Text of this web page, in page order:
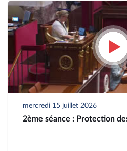
mercredi 15 juillet 2026
2ème séance : Protection